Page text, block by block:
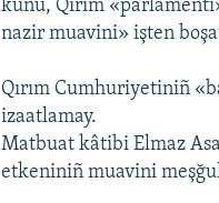
künü, Qırım
nazir muavini» işten
Qırım Cumhuriyetiniñ
izaatlamay.
Matbuat kâtibi Elmaz
etkeniniñ muavini